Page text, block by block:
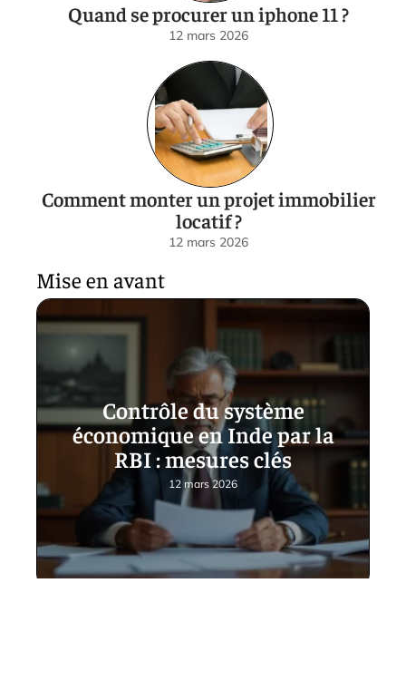
Quand se procurer un iphone 11 ?
12 mars 2026
Comment monter un projet immobilier
locatif ?
12 mars 2026
Mise en avant
Contrôle du système
économique en Inde par la
RBI : mesures clés
12 mars 2026